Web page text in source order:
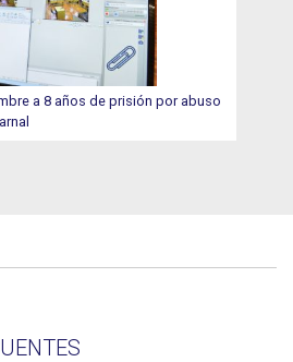
a 8 años de prisión por abuso